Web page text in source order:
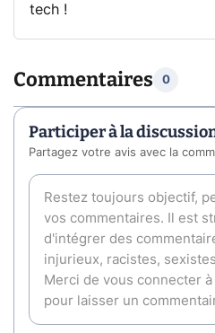
tech !
Commentaires 0
Participer à la
Partagez votre avis avec la